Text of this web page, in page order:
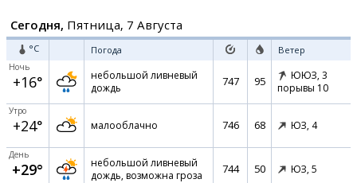
Сегодня, Пятница, 7 Августа
°C Погода Ветер
Ночь
+16°
небольшой ливневый
дождь
747 95 ЮЮЗ, 3
порывы 10
Утро
+24° малооблачно 746 68 ЮЗ, 4
День
+29°
небольшой ливневый
дождь, возможна гроза
744 50 ЮЗ, 5